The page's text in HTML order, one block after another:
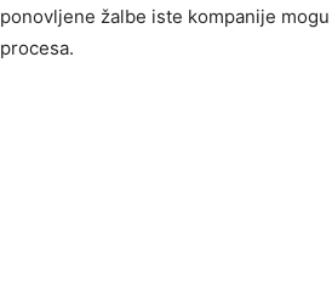
ponovljene žalbe iste kompanije
procesa.